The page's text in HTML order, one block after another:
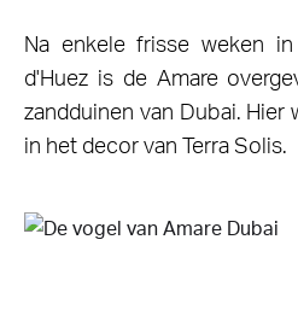
Na enkele frisse weken
d'Huez is de Amare
zandduinen van Dubai. Hier
in het decor van Terra Solis.